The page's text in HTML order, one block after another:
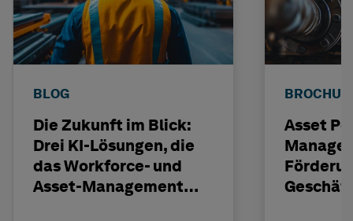
BLOG
Die Zukunft im Blick:
Drei KI-Lösungen, die
das Workforce- und
Asset-Management
Asset